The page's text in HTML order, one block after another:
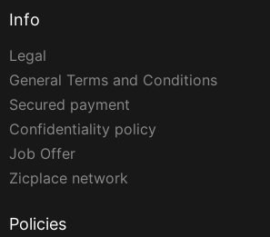
Info
Legal
General Terms and Conditions
Secured payment
Confidentiality policy
Job Offer
Zicplace network
Policies